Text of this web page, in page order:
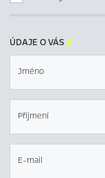
ÚDAJE O VÁS 
Jméno
Příjmení
E-mail